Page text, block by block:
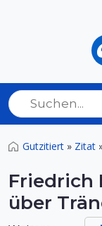
Gutzitiert » Zitat
Friedrich
über